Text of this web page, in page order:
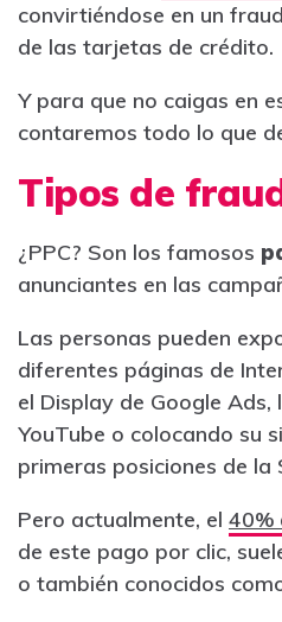
convirtiéndose en un
de las tarjetas de crédito.
Y para que no caigas en
contaremos todo lo que
Tipos de
¿PPC? Son los famosos
anunciantes en las
Las personas pueden
diferentes páginas de
el Display de Google Ads,
YouTube o colocando su
primeras posiciones de la
Pero actualmente, el 40%
de este pago por clic,
o también conocidos